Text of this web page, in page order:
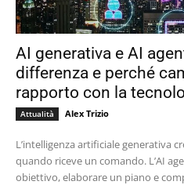
AI generativa e AI
differenza e perché
rapporto con la
Attualità Alex Trizio
L’intelligenza artificiale generativa
quando riceve un comando. L’AI
obiettivo, elaborare un piano e